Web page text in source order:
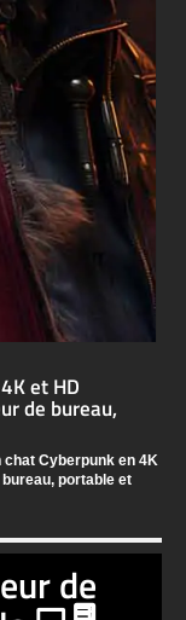
et HD
de bureau,
chat Cyberpunk en 4K
portable et
de